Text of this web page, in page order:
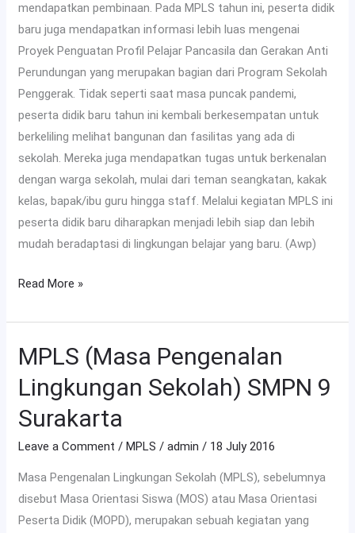
mendapatkan pembinaan. Pada MPLS tahun ini, peserta didik
baru juga mendapatkan informasi lebih luas mengenai
Proyek Penguatan Profil Pelajar Pancasila dan Gerakan Anti
Perundungan yang merupakan bagian dari Program Sekolah
Penggerak. Tidak seperti saat masa puncak pandemi,
peserta didik baru tahun ini kembali berkesempatan untuk
berkeliling melihat bangunan dan fasilitas yang ada di
sekolah. Mereka juga mendapatkan tugas untuk berkenalan
dengan warga sekolah, mulai dari teman seangkatan, kakak
kelas, bapak/ibu guru hingga staff. Melalui kegiatan MPLS ini
peserta didik baru diharapkan menjadi lebih siap dan lebih
mudah beradaptasi di lingkungan belajar yang baru. (Awp)
Read More »
MPLS (Masa Pengenalan
Lingkungan Sekolah) SMPN 9
Surakarta
Leave a Comment /MPLS /admin/ 18 July 2016
Masa Pengenalan Lingkungan Sekolah (MPLS), sebelumnya
disebut Masa Orientasi Siswa (MOS) atau Masa Orientasi
Peserta Didik (MOPD), merupakan sebuah kegiatan yang
MPLS
Pengenalan
Lingkungan
9
Surakarta